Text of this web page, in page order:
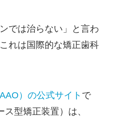
では治らない」と言わ
れは国際的な矯正歯科
）の公式サイト で
型矯正装置）は、